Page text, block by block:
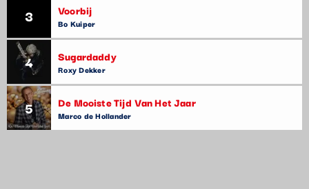
3 Voorbij
Bo Kuiper
4 Sugardaddy
Roxy Dekker
5 De Mooiste Tijd Van Het Jaar
Marco de Hollander